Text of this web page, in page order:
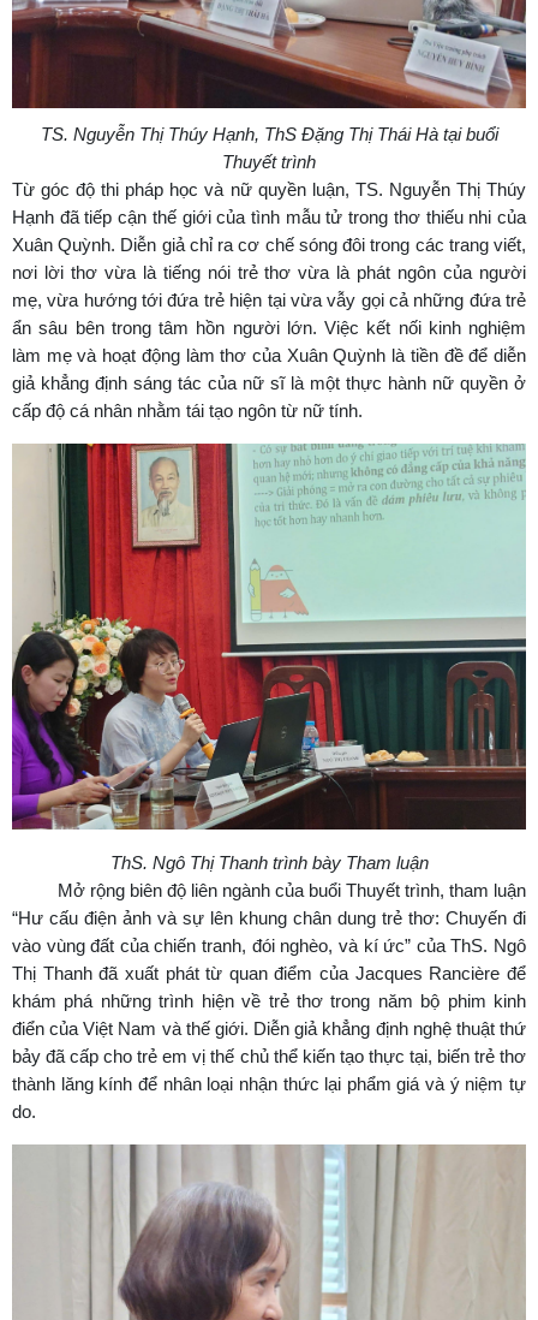
TS. Nguyễn Thị Thúy Hạnh, ThS Đặng Thị Thái Hà tại buổi
Thuyết trình
Từ góc độ thi pháp học và nữ quyền luận, TS. Nguyễn Thị Thúy
Hạnh đã tiếp cận thế giới của tình mẫu tử trong thơ thiếu nhi của
Xuân Quỳnh. Diễn giả chỉ ra cơ chế sóng đôi trong các trang viết,
nơi lời thơ vừa là tiếng nói trẻ thơ vừa là phát ngôn của người
mẹ, vừa hướng tới đứa trẻ hiện tại vừa vẫy gọi cả những đứa trẻ
ẩn sâu bên trong tâm hồn người lớn. Việc kết nối kinh nghiệm
làm mẹ và hoạt động làm thơ của Xuân Quỳnh là tiền đề để diễn
giả khẳng định sáng tác của nữ sĩ là một thực hành nữ quyền ở
cấp độ cá nhân nhằm tái tạo ngôn từ nữ tính.
ThS. Ngô Thị Thanh trình bày Tham luận
Mở rộng biên độ liên ngành của buổi Thuyết trình, tham luận
“Hư cấu điện ảnh và sự lên khung chân dung trẻ thơ: Chuyến đi
vào vùng đất của chiến tranh, đói nghèo, và kí ức” của ThS. Ngô
Thị Thanh đã xuất phát từ quan điểm của Jacques Rancière để
khám phá những trình hiện về trẻ thơ trong năm bộ phim kinh
điển của Việt Nam và thế giới. Diễn giả khẳng định nghệ thuật thứ
bảy đã cấp cho trẻ em vị thế chủ thể kiến tạo thực tại, biến trẻ thơ
thành lăng kính để nhân loại nhận thức lại phẩm giá và ý niệm tự
do.